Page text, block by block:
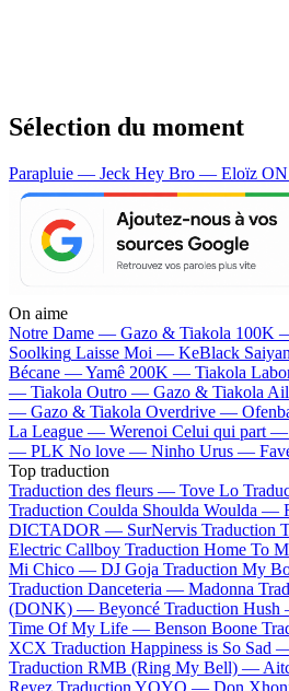
Sélection du moment
Parapluie — Jeck Hey Bro — Eloïz
On aime
Notre Dame — Gazo & Tiakola 100K
Soolking Laisse Moi — KeBlack
Bécane —Yamê 200K — Tiakola
— Tiakola Outro — Gazo & Tiakola
— Gazo & Tiakola Overdrive —
La League — Werenoi Celui qui part —
— PLK No love — Ninho Urus —
Top traduction
Traduction des fleurs — Tove Lo
Traduction Coulda Shoulda Woulda —
DICTADOR — SurNervis Traduction
Electric Callboy Traduction Home To
Mi Chico — DJ Goja Traduction My
Traduction Danceteria — Madonna
(DONK) — Beyoncé Traduction
Time Of My Life — Benson Boone
XCX Traduction Happiness is So Sad
Traduction RMB (Ring My Bell) —
Reyez Traduction YOYO — Don